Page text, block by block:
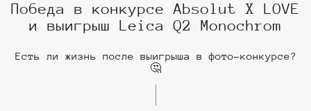
Победа в конкурсе Absolut X LOVE
и выигрыш Leica Q2 Monochrom
Есть ли жизнь после выигрыша в фото-конкурсе?
🤔